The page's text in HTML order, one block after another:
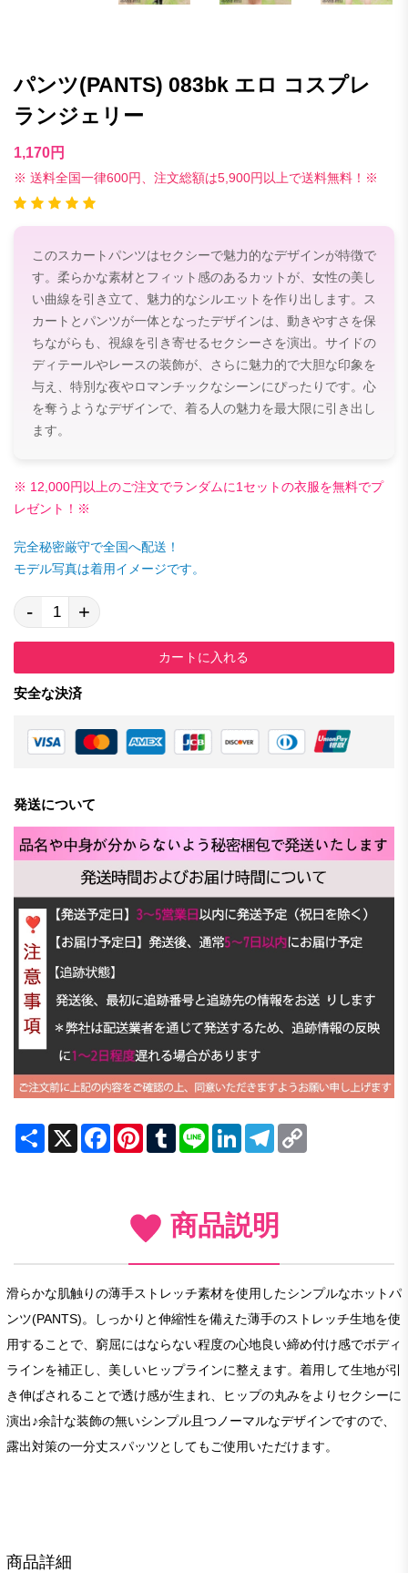
パンツ(PANTS) 083bk エロ コスプレ
ランジェリー
1,170円
※ 送料全国一律600円、注文総額は5,900円以上で送料無料！※
このスカートパンツはセクシーで魅力的なデザインが特徴で
す。柔らかな素材とフィット感のあるカットが、女性の美し
い曲線を引き立て、魅力的なシルエットを作り出します。ス
カートとパンツが一体となったデザインは、動きやすさを保
ちながらも、視線を引き寄せるセクシーさを演出。サイドの
ディテールやレースの装飾が、さらに魅力的で大胆な印象を
与え、特別な夜やロマンチックなシーンにぴったりです。心
を奪うようなデザインで、着る人の魅力を最大限に引き出し
ます。
※ 12,000円以上のご注文でランダムに1セットの衣服を無料でプ
レゼント！※
完全秘密厳守で全国へ配送！
モデル写真は着用イメージです。
- +
カートに入れる
安全な決済
発送について
Share X FacebookPinterestTumblrLine LinkedInTelegram
商品説明
滑らかな肌触りの薄手ストレッチ素材を使用したシンプルなホットパ
ンツ(PANTS)。しっかりと伸縮性を備えた薄手のストレッチ生地を使
用することで、窮屈にはならない程度の心地良い締め付け感でボディ
ラインを補正し、美しいヒップラインに整えます。着用して生地が引
き伸ばされることで透け感が生まれ、ヒップの丸みをよりセクシーに
演出♪余計な装飾の無いシンプル且つノーマルなデザインですので、
露出対策の一分丈スパッツとしてもご使用いただけます。
商品詳細